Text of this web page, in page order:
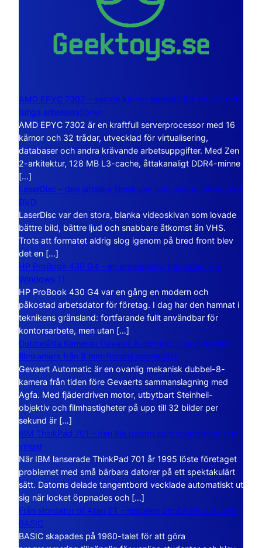
AMD EPYC 7302 – sexton kärnor byggda för servrar och
tunga arbetsstationer
AMD EPYC 7302 är en kraftfull serverprocessor med 16
kärnor och 32 trådar, utvecklad för virtualisering,
databaser och andra krävande arbetsuppgifter. Med Zen
2-arkitektur, 128 MB L3-cache, åttakanaligt DDR4-minne
[…]
LaserDisc – den jättelika filmskivan som visade vägen mot
DVD
LaserDisc var den stora, blanka videoskivan som lovade
bättre bild, bättre ljud och snabbare åtkomst än VHS.
Trots att formatet aldrig slog igenom på bred front blev
det en […]
HP ProBook 430 G4 – en arbetsdator från tiden före
Windows 11
HP ProBook 430 G4 var en gång en modern och
påkostad arbetsdator för företag. I dag har den hamnat i
teknikens gränsland: fortfarande fullt användbar för
kontorsarbete, men utan […]
Dubbelåtta Kameran Gevaert Automatic – en mekanisk
filmkamera från 8 mm-filmens storhetstid
Gevaert Automatic är en ovanlig mekanisk dubbel-8-
kamera från tiden före Gevaerts sammanslagning med
Agfa. Med fjäderdriven motor, utbytbart Steinheil-
objektiv och filmhastigheter på upp till 32 bilder per
sekund är […]
IBM ThinkPad 701 – den lilla datorn som vecklade ut sina
vingar
När IBM lanserade ThinkPad 701 år 1995 löste företaget
problemet med små bärbara datorer på ett spektakulärt
sätt. Datorns delade tangentbord vecklade automatiskt ut
sig när locket öppnades och […]
Från stordator till Atari ST – historien om BASIC och GFA
BASIC
BASIC skapades på 1960-talet för att göra